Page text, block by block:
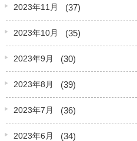
2023年11月 (37)
2023年10月 (35)
2023年9月 (30)
2023年8月 (39)
2023年7月 (36)
2023年6月 (34)